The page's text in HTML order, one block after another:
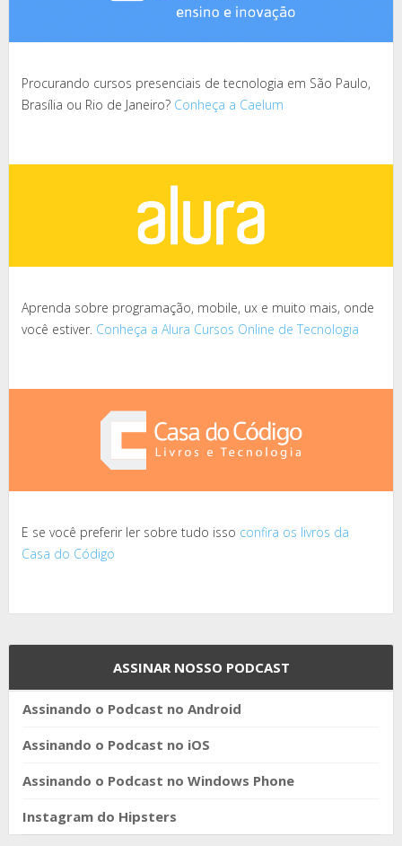
Procurando cursos presenciais de tecnologia em São Paulo,
Brasília ou Rio de Janeiro? Conheça a Caelum
Aprenda sobre programação, mobile, ux e muito mais, onde
você estiver. Conheça a Alura Cursos Online de Tecnologia
E se você preferir ler sobre tudo isso confira os livros da
Casa do Código
ASSINAR NOSSO PODCAST
Assinando o Podcast no Android
Assinando o Podcast no iOS
Assinando o Podcast no Windows Phone
Instagram do Hipsters